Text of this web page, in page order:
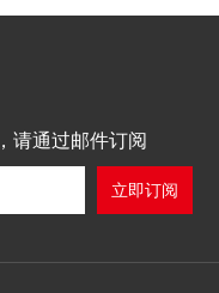
请通过邮件订阅